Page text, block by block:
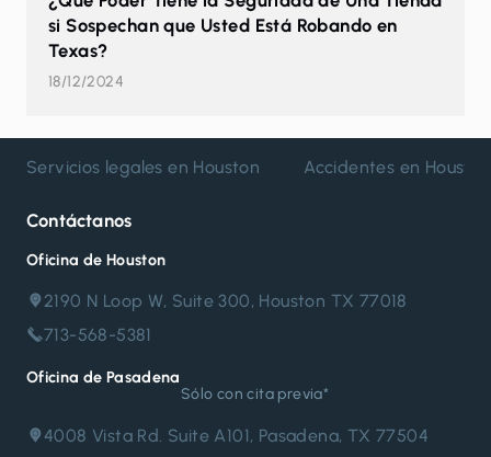
si Sospechan que Usted Está Robando en
Texas?
18/12/2024
Servicios legales en Houston Accidentes en Houston
Contáctanos
Oficina de Houston
2190 N Loop W, Suite 300, Houston TX 77018
713-568-5381
Oficina de Pasadena
Sólo con cita previa*
4008 Vista Rd. Suite A101, Pasadena, TX 77504